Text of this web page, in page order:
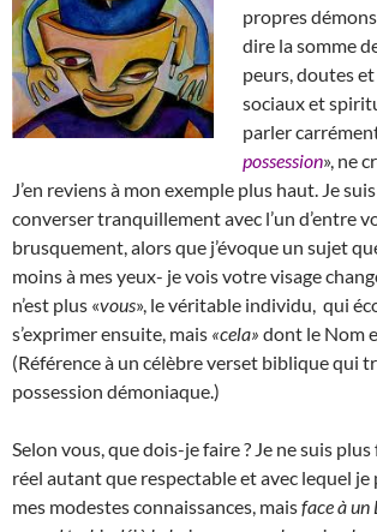
propres
dire la somme
peurs, doutes
sociaux et
parler
possession», ne
J’en reviens à mon exemple plus haut. Je
converser tranquillement avec l’un d’entre
brusquement, alors que j’évoque un sujet
moins à mes yeux- je vois votre visage
n’est plus «vous», le véritable individu, qui
s’exprimer ensuite, mais «cela» dont le Nom
(Référence à un célèbre verset biblique qui
possession démoniaque.)
Selon vous, que dois-je faire ? Je ne suis
réel autant que respectable et avec lequel
mes modestes connaissances, maisface à un